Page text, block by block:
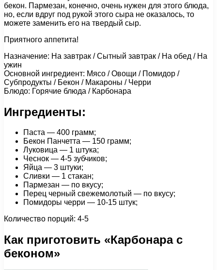
бекон. Пармезан, конечно, очень нужен для этого блюда,
но, если вдруг под рукой этого сыра не оказалось, то
можете заменить его на твердый сыр.
Приятного аппетита!
Назначение: На завтрак / Сытный завтрак / На обед / На
ужин
Основной ингредиент: Мясо / Овощи / Помидор /
Субпродукты / Бекон / Макароны / Черри
Блюдо: Горячие блюда / Карбонара
Ингредиенты:
Паста — 400 грамм;
Бекон Панчетта — 150 грамм;
Луковица — 1 штука;
Чеснок — 4-5 зубчиков;
Яйца — 3 штуки;
Сливки — 1 стакан;
Пармезан — по вкусу;
Перец черный свежемолотый — по вкусу;
Помидоры черри — 10-15 штук;
Количество порций: 4-5
Как приготовить «Карбонара с
беконом»